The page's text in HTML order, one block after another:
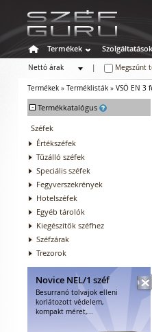
Termékek Szolgáltatások
Nettó árak
Megszűnt
Termékek » Terméklisták » VSÖ EN 3
- Termékkatalógus
Széfek
Értékszéfek
Tűzálló széfek
Speciális széfek
Fegyverszekrények
Hotelszéfek
Egyéb tárolók
Kiegészítők széfhez
Széfzárak
Trezorok
Novice NEL/1 széf
Besurranó tolvajok elleni
korlátozott védelem,
kompakt méret,...